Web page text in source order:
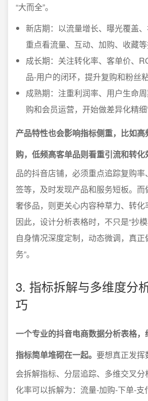
“大而全”。
新店期：以流量增长、曝光覆盖、
重点看流量、互动、加购、收藏
成长期：关注转化率、客单价、
品-用户的闭环，提升复购和粉丝
成熟期：注重利润率、用户生命
购和会员运营，开始做差异化精
产品特性也会影响指标侧重，比如
购，低频高客单品则看重引流和转化
品的抖音店铺，必须重点追踪复购
签等，及时发现产品和服务短板。而
奢侈品，则更关心内容种草力、转化
因此，设计分析表格时，不只是“抄
自身情况深度定制，动态微调，真正
务”。
3. 指标拆解与多维度分
巧
一个专业的抖音电商数据分析表格
指标简单堆砌在一起。 要想真正发
会拆解指标、分层追踪、多维交叉
化率可以拆解为：流量-加购-下单-支